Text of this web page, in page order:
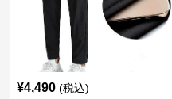
¥4,490 (税込)